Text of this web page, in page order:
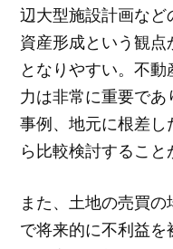
辺大型施設計画など
資産形成という観
となりやすい。不
力は非常に重要で
事例、地元に根差
ら比較検討すること
また、土地の売買
で将来的に不利益